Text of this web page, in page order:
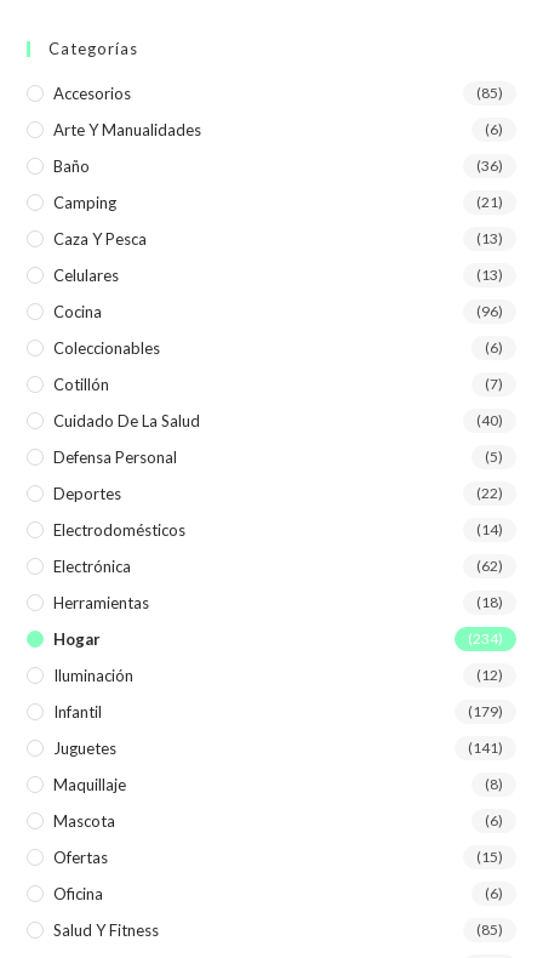
Categorías
Accesorios (85)
Arte Y Manualidades (6)
Baño (36)
Camping (21)
Caza Y Pesca (13)
Celulares (13)
Cocina (96)
Coleccionables (6)
Cotillón (7)
Cuidado De La Salud (40)
Defensa Personal (5)
Deportes (22)
Electrodomésticos (14)
Electrónica (62)
Herramientas (18)
Hogar (234)
Iluminación (12)
Infantil (179)
Juguetes (141)
Maquillaje (8)
Mascota (6)
Ofertas (15)
Oficina (6)
Salud Y Fitness (85)